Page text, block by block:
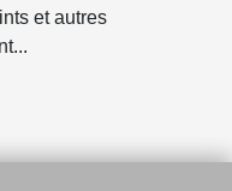
et autres